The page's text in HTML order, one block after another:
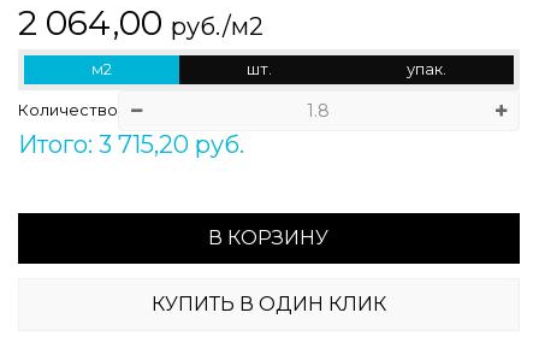
2 064,00 руб./м2
м2 шт. упак.
Количество
Итого: 3 715,20 руб.
В КОРЗИНУ
КУПИТЬ В ОДИН КЛИК